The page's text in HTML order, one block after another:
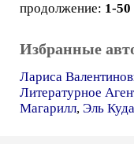
продолжение: 1-50
Избранные
Лариса
Литературное
Магарилл, Эль